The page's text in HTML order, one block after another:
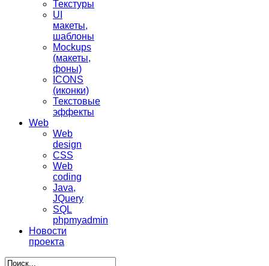
Текстуры
UI
макеты,
шаблоны
Mockups
(макеты,
фоны)
ICONS
(иконки)
Текстовые
эффекты
Web
Web
design
CSS
Web
coding
Java,
JQuery
SQL
phpmyadmin
Новости
проекта